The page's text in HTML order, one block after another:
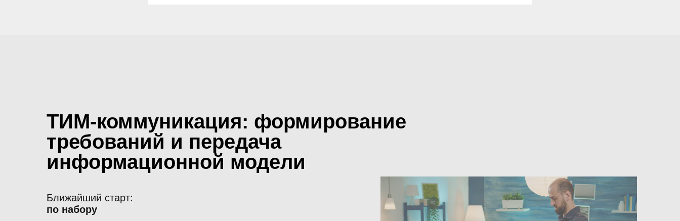
ТИМ-коммуникация: формирование
требований и передача
информационной модели
Ближайший старт:
по набору